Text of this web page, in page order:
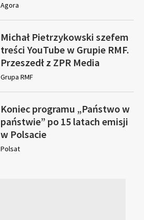
Agora
Michał Pietrzykowski szefem
treści YouTube w Grupie RMF.
Przeszedł z ZPR Media
Grupa RMF
Koniec programu „Państwo w
państwie” po 15 latach emisji
w Polsacie
Polsat